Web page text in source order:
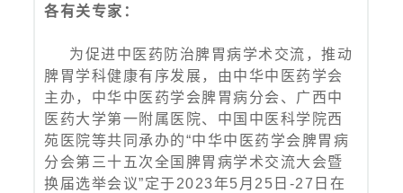
各有关专家：
为促进中医药防治脾胃病学术交流，推动
脾胃学科健康有序发展，由中华中医药学会
主办，中华中医药学会脾胃病分会、广西中
医药大学第一附属医院、中国中医科学院西
苑医院等共同承办的“中华中医药学会脾胃病
分会第三十五次全国脾胃病学术交流大会暨
换届选举会议”定于2023年5月25日-27日在